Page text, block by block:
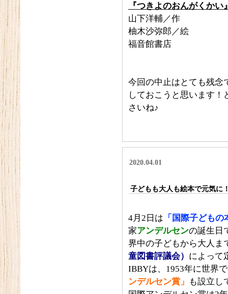
『つきよのおんがくかい
山下洋輔／作
柚木沙弥郎／絵
福音館書店
今回の中止はとても残念
しておこうと思います
さいね♪
2020.04.01
子どもも大人も絵本で元気に
4月2日は 「国際子どもの
家アンデルセンの誕生日
界中の子どもから大人ま
童図書評議会） によって
IBBYは、1953年に世界
ンデルセン賞」
も設立し